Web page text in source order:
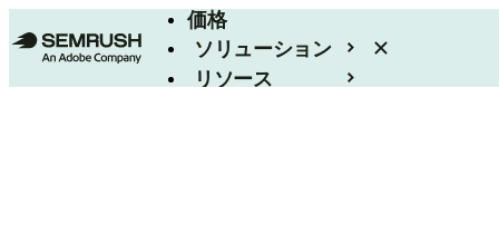
価格
ソリューション
リソース